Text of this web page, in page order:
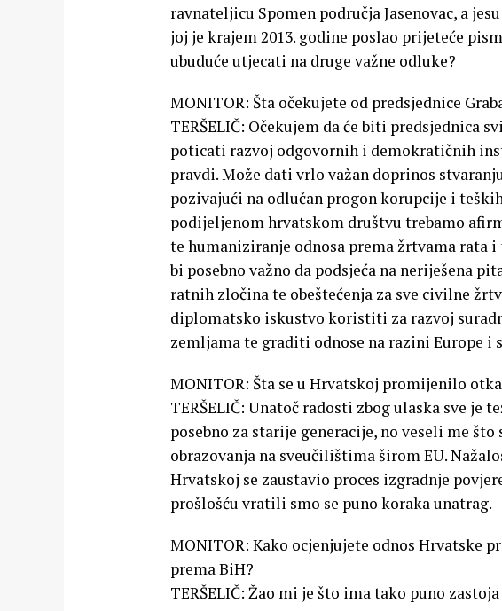
ravnateljicu Spomen područja Jasenovac, a
joj je krajem 2013. godine poslao prijeteće
ubuduće utjecati na druge važne odluke?
MONITOR: Šta očekujete od predsjednice
TERŠELIČ: Očekujem da će biti predsjednica
poticati razvoj odgovornih i demokratičnih
pravdi. Može dati vrlo važan doprinos
pozivajući na odlučan progon korupcije i
podijeljenom hrvatskom društvu trebamo
te humaniziranje odnosa prema žrtvama
bi posebno važno da podsjeća na neriješena
ratnih zločina te obeštećenja za sve civilne
diplomatsko iskustvo koristiti za razvoj
zemljama te graditi odnose na razini Europe i
MONITOR: Šta se u Hrvatskoj promijenilo
TERŠELIČ: Unatoč radosti zbog ulaska sve
posebno za starije generacije, no veseli me
obrazovanja na sveučilištima širom EU.
Hrvatskoj se zaustavio proces izgradnje
prošlošću vratili smo se puno koraka unatrag.
MONITOR: Kako ocjenjujete odnos Hrvatske
prema BiH?
TERŠELIČ: Žao mi je što ima tako puno